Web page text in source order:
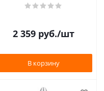
2 359руб./шт
В корзину